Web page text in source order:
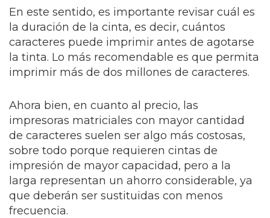
En este sentido, es importante revisar cuál es
la duración de la cinta, es decir, cuántos
caracteres puede imprimir antes de agotarse
la tinta. Lo más recomendable es que permita
imprimir más de dos millones de caracteres.
Ahora bien, en cuanto al precio, las
impresoras matriciales con mayor cantidad
de caracteres suelen ser algo más costosas,
sobre todo porque requieren cintas de
impresión de mayor capacidad, pero a la
larga representan un ahorro considerable, ya
que deberán ser sustituidas con menos
frecuencia.